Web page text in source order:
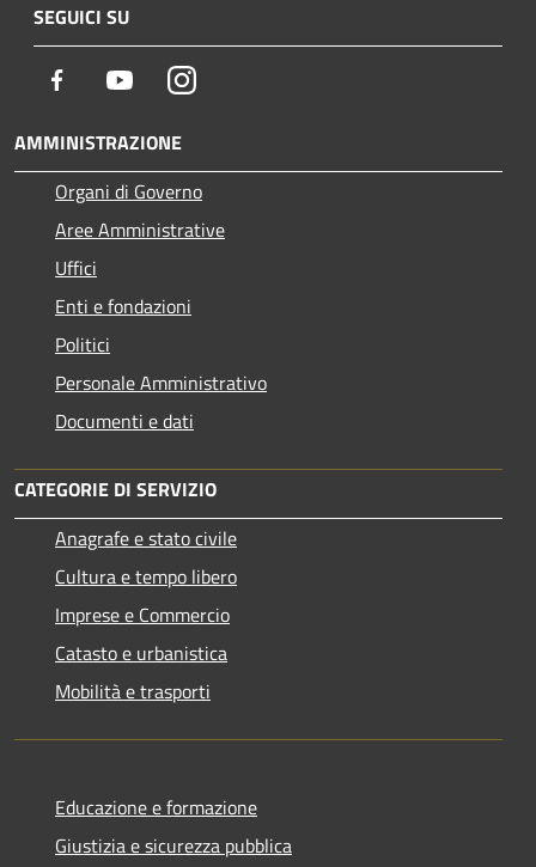
SEGUICI SU
Facebook YoutubeInstagram
AMMINISTRAZIONE
Organi di Governo
Aree Amministrative
Uffici
Enti e fondazioni
Politici
Personale Amministrativo
Documenti e dati
CATEGORIE DI SERVIZIO
Anagrafe e stato civile
Cultura e tempo libero
Imprese e Commercio
Catasto e urbanistica
Mobilità e trasporti
Educazione e formazione
Giustizia e sicurezza pubblica